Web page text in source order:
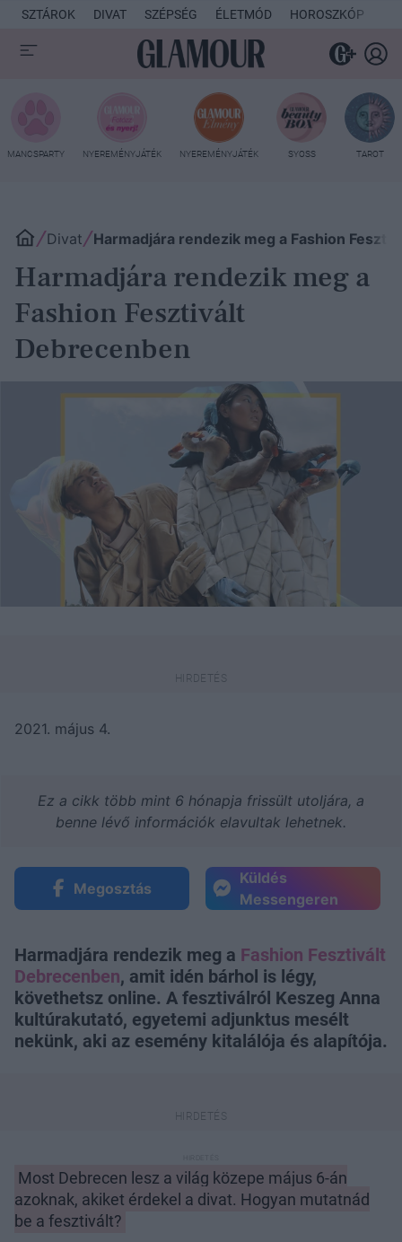
SZTÁROK DIVAT SZÉPSÉG ÉLETMÓD HOROSZKÓP
MANCSPARTY NYEREMÉNYJÁTÉK NYEREMÉNYJÁTÉK SYOSS TAROT
Divat Harmadjára rendezik meg a Fashion
Harmadjára rendezik meg a
Fashion Fesztivált
Debrecenben
2021. május 4.
Ez a cikk több mint 6 hónapja frissült utoljára, a
benne lévő információk elavultak lehetnek.
Megosztás
Küldés
Messengeren
Harmadjára rendezik meg a Fashion Fesztivált
Debrecenben, amit idén bárhol is légy,
követhetsz online. A fesztiválról Keszeg Anna
kultúrakutató, egyetemi adjunktus mesélt
nekünk, aki az esemény kitalálója és alapítója.
Most Debrecen lesz a világ közepe május 6-án
azoknak, akiket érdekel a divat. Hogyan mutatnád
be a fesztivált?